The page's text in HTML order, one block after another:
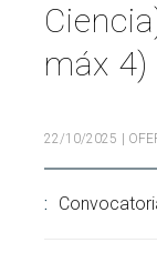
GL EN
máx 4)
22/10/2025 |